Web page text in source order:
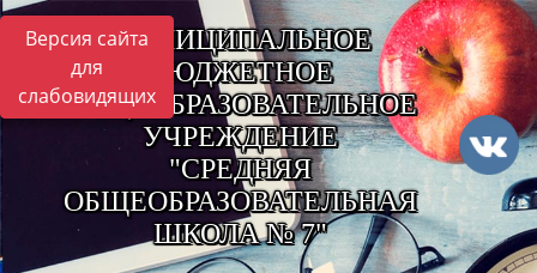
Версия сайта
для
слабовидящих
МУНИЦИПАЛЬНОЕ
БЮДЖЕТНОЕ
ОБЩЕОБРАЗОВАТЕЛЬНОЕ
УЧРЕЖДЕНИЕ
"СРЕДНЯЯ
ОБЩЕОБРАЗОВАТЕЛЬНАЯ
ШКОЛА № 7"